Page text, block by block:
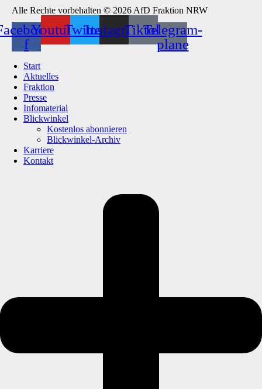
Alle Rechte vorbehalten © 2026 AfD Fraktion NRW
f
YoutubeTwitterInstagramTiktokTelegram-
plane
Start
Aktuelles
Fraktion
Presse
Infomaterial
Blickwinkel
Kostenlos abonnieren
Blickwinkel-Archiv
Karriere
Kontakt